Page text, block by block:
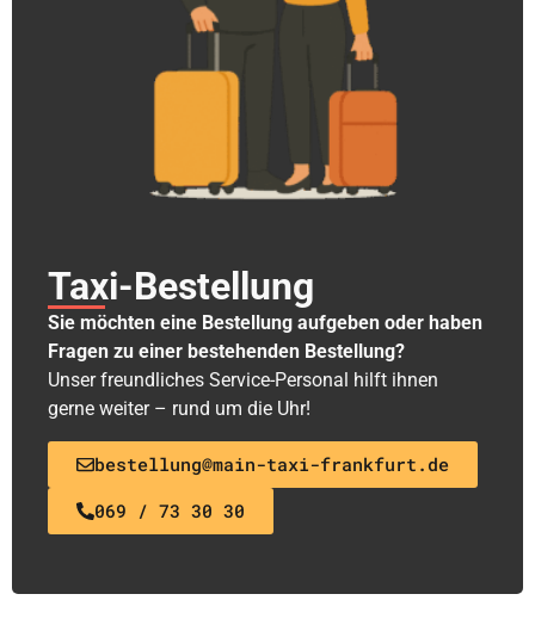
Taxi-Bestellung
Sie möchten eine Bestellung aufgeben oder haben
Fragen zu einer bestehenden Bestellung?
Unser freundliches Service-Personal hilft ihnen
gerne weiter – rund um die Uhr!
bestellung@main-taxi-frankfurt.de
069 / 73 30 30